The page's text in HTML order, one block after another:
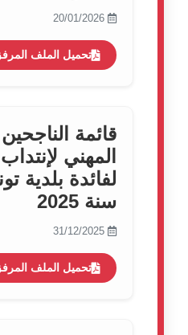
تحميل الملف
قائمة
المهني
لفائدة بلدية
سنة 2025
تحميل الملف